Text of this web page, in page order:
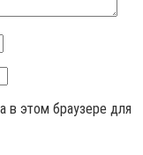
в этом браузере для